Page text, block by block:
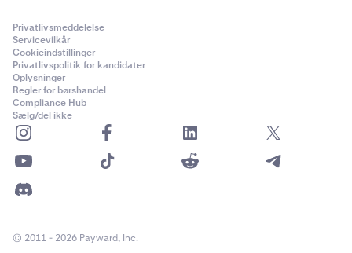
Privatlivsmeddelelse
Servicevilkår
Cookieindstillinger
Privatlivspolitik for kandidater
Oplysninger
Regler for børshandel
Compliance Hub
Sælg/del ikke
© 2011 - 2026 Payward, Inc.